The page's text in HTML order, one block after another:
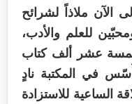
الآن ملاذاً لشرائح
للعلم والأدب،
خمسة عشر ألف كتاب
في المكتبة نادٍ
الساعية للاستزادة